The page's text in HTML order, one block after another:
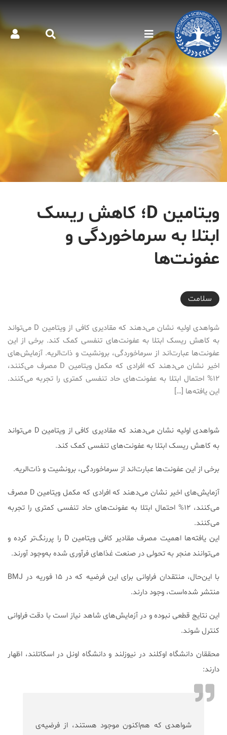
ویتامین D؛ کاهش ریسک
ابتلا به سرماخوردگی و
عفونت‌ها
2017-02-18T21:53:07+03:30
سلامت
شواهدی اولیه نشان می‌دهند که مقادیری کافی از ویتامین D می‌تواند
به کاهش ریسک ابتلا به عفونت‌های تنفسی کمک کند. برخی از این
عفونت‌ها عبارت‌اند از سرماخوردگی، برونشیت و ذات‌الریه. آزمایش‌های
اخیر نشان می‌دهند که افرادی که مکمل ویتامین D مصرف می‌کنند،
۱۲% احتمال ابتلا به عفونت‌های حاد تنفسی کمتری را تجربه می‌کنند.
این یافته‌ها […]
شواهدی اولیه نشان می‌دهند که مقادیری کافی از ویتامین D می‌تواند
به کاهش ریسک ابتلا به عفونت‌های تنفسی کمک کند.
برخی از این عفونت‌ها عبارت‌اند از سرماخوردگی، برونشیت و ذات‌الریه.
آزمایش‌های اخیر نشان می‌دهند که افرادی که مکمل ویتامین D مصرف
می‌کنند، ۱۲% احتمال ابتلا به عفونت‌های حاد تنفسی کمتری را تجربه
می‌کنند.
این یافته‌ها اهمیت مصرف مقادیر کافی ویتامین D را پررنگ‌تر کرده و
می‌توانند منجر به تحولی در صنعت غذاهای فرآوری شده به‌وجود آورند.
با این‌حال، منتقدان فراوانی برای این فرضیه که در ۱۵ فوریه‌ در BMJ
منتشر شده‌است، وجود دارند.
این نتایج قطعی نبوده و در آزمایش‌های شاهد نیاز است با دقت فراوانی
کنترل شوند.
محققان دانشگاه اوکلند در نیوزلند و دانشگاه اونل در اسکاتلند، اظهار
دارند:
شواهدی که هم‌اکنون موجود هستند، از فرضیه‌ی